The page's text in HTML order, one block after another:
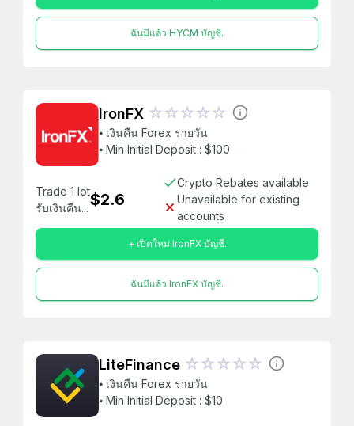
ฉันมีแล้ว HYCM บัญชี.
IronFX
⦁ เงินคืน Forex รายวัน
⦁ Min Initial Deposit : $100
Trade 1 lot
รับเงินคืน...$2.6
Crypto Rebates available
Unavailable for existing
accounts
+ เปิดใหม่ IronFX บัญชี.
ฉันมีแล้ว IronFX บัญชี.
LiteFinance
⦁ เงินคืน Forex รายวัน
⦁ Min Initial Deposit : $10